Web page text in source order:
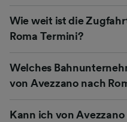
Wie weit ist die
Roma Termini?
Welches
von Avezzano nach
Kann ich von